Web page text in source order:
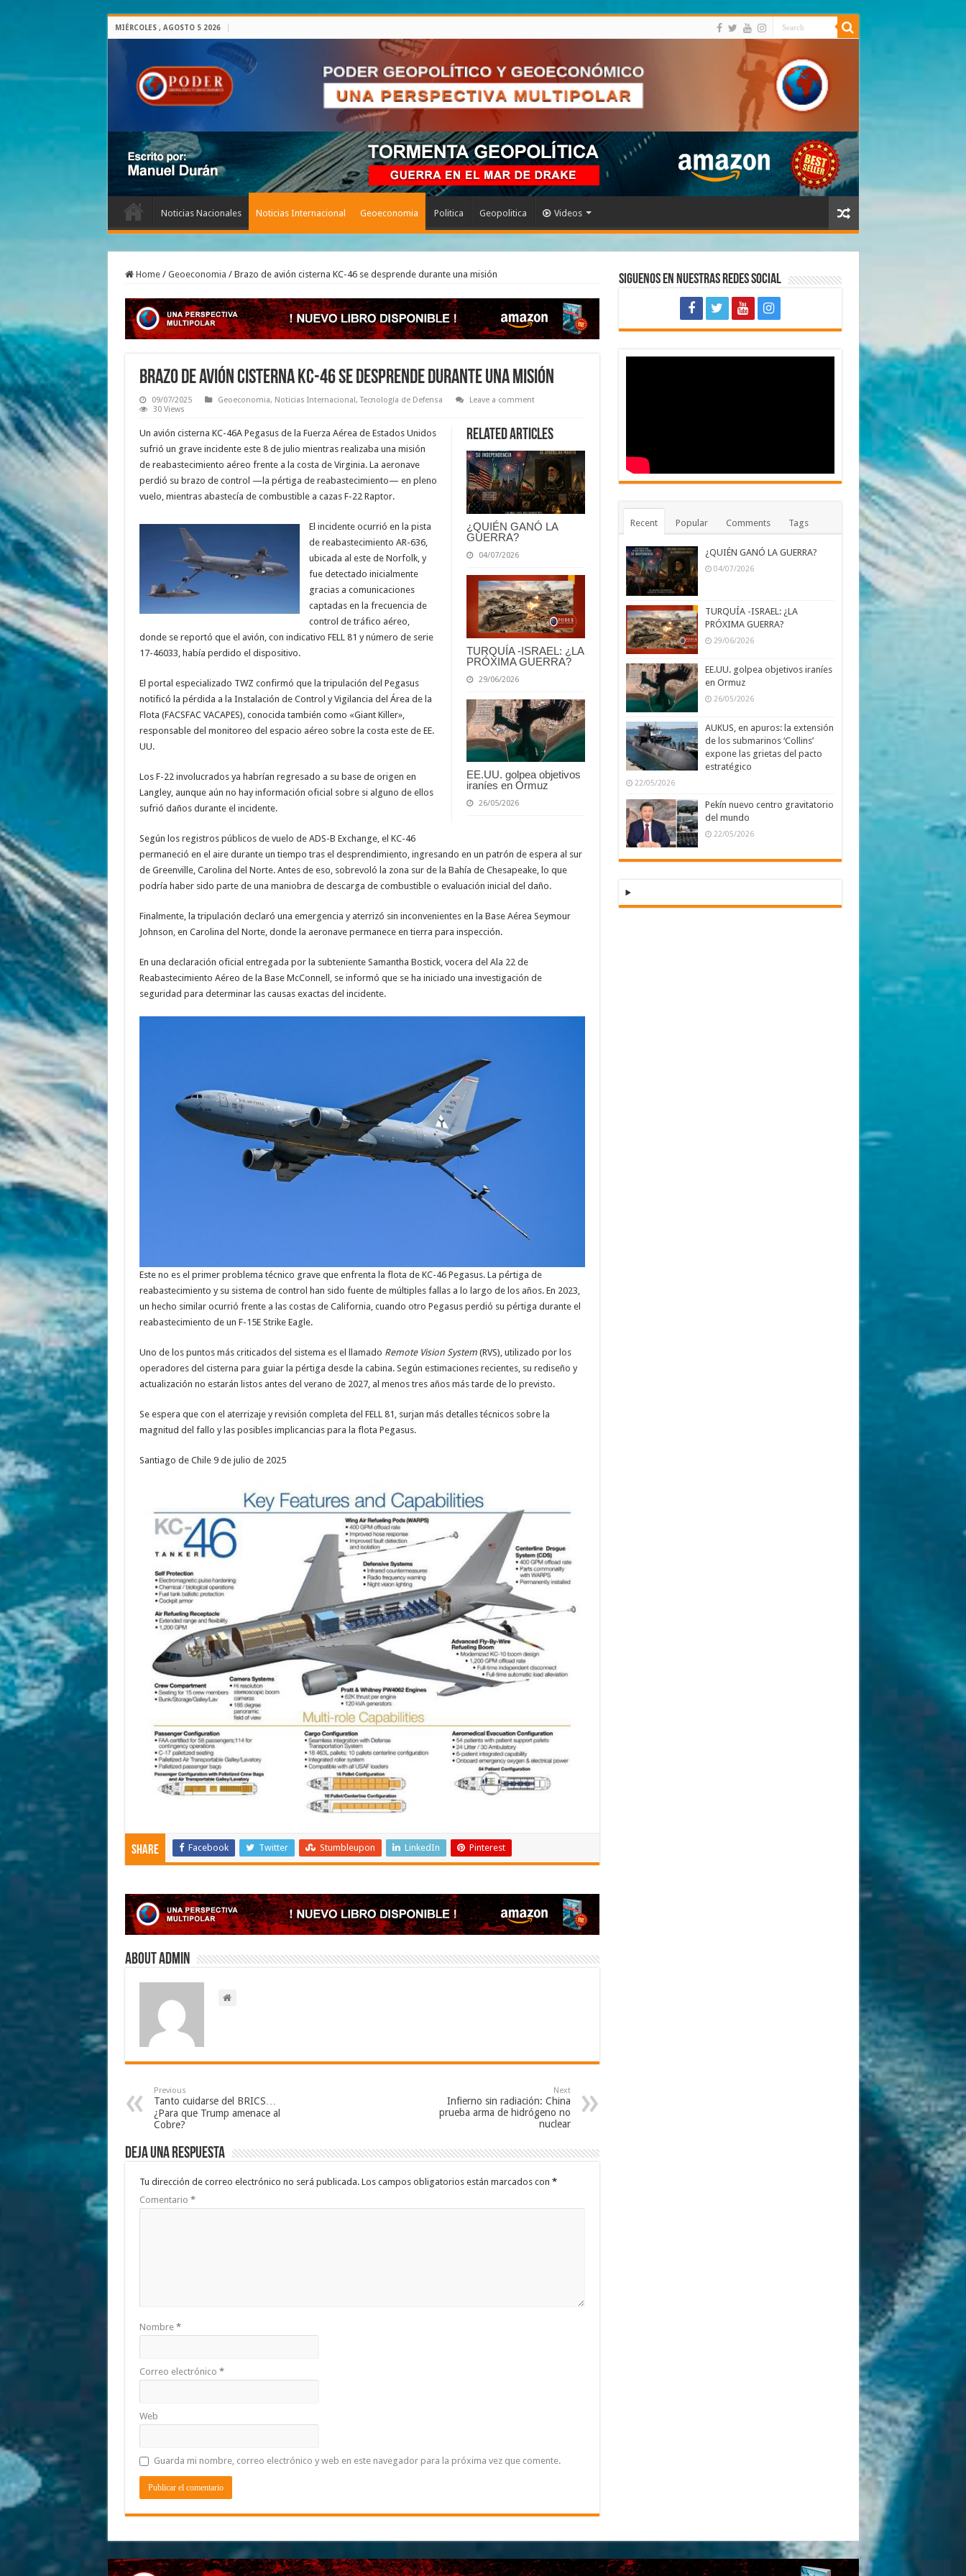
MIÉRCOLES , AGOSTO 5 2026
Noticias Nacionales Noticias Internacional Geoeconomia Politica Geopolitica Videos
Home / Geoeconomia / Brazo de avión cisterna KC-46 se desprende durante una misión
Brazo de avión cisterna KC-46 se desprende durante una misión
09/07/2025 Geoeconomia, Noticias Internacional,Tecnología de Defensa
Leave a comment
30 Views
Related Articles
¿QUIÉN GANÓ LA
GUERRA?
04/07/2026
TURQUÍA -ISRAEL: ¿LA
PRÓXIMA GUERRA?
29/06/2026
EE.UU. golpea objetivos
iraníes en Ormuz
26/05/2026
Un avión cisterna KC-46A Pegasus de la Fuerza Aérea de Estados Unidos
sufrió un grave incidente este 8 de julio mientras realizaba una misión
de reabastecimiento aéreo frente a la costa de Virginia. La aeronave
perdió su brazo de control —la pértiga de reabastecimiento— en pleno
vuelo, mientras abastecía de combustible a cazas F-22 Raptor.
El incidente ocurrió en la pista
de reabastecimiento AR-636,
ubicada al este de Norfolk, y
fue detectado inicialmente
gracias a comunicaciones
captadas en la frecuencia de
control de tráfico aéreo,
donde se reportó que el avión, con indicativo FELL 81 y número de serie
17-46033, había perdido el dispositivo.
El portal especializado TWZ confirmó que la tripulación del Pegasus
notificó la pérdida a la Instalación de Control y Vigilancia del Área de la
Flota (FACSFAC VACAPES), conocida también como «Giant Killer»,
responsable del monitoreo del espacio aéreo sobre la costa este de EE.
UU.
Los F-22 involucrados ya habrían regresado a su base de origen en
Langley, aunque aún no hay información oficial sobre si alguno de ellos
sufrió daños durante el incidente.
Según los registros públicos de vuelo de ADS-B Exchange, el KC-46
permaneció en el aire durante un tiempo tras el desprendimiento, ingresando en un patrón de espera al sur
de Greenville, Carolina del Norte. Antes de eso, sobrevoló la zona sur de la Bahía de Chesapeake, lo que
podría haber sido parte de una maniobra de descarga de combustible o evaluación inicial del daño.
Finalmente, la tripulación declaró una emergencia y aterrizó sin inconvenientes en la Base Aérea Seymour
Johnson, en Carolina del Norte, donde la aeronave permanece en tierra para inspección.
En una declaración oficial entregada por la subteniente Samantha Bostick, vocera del Ala 22 de
Reabastecimiento Aéreo de la Base McConnell, se informó que se ha iniciado una investigación de
seguridad para determinar las causas exactas del incidente.
Este no es el primer problema técnico grave que enfrenta la flota de KC-46 Pegasus. La pértiga de
reabastecimiento y su sistema de control han sido fuente de múltiples fallas a lo largo de los años. En 2023,
un hecho similar ocurrió frente a las costas de California, cuando otro Pegasus perdió su pértiga durante el
reabastecimiento de un F-15E Strike Eagle.
Uno de los puntos más criticados del sistema es el llamado Remote Vision System(RVS), utilizado por los
operadores del cisterna para guiar la pértiga desde la cabina. Según estimaciones recientes, su rediseño y
actualización no estarán listos antes del verano de 2027, al menos tres años más tarde de lo previsto.
Se espera que con el aterrizaje y revisión completa del FELL 81, surjan más detalles técnicos sobre la
magnitud del fallo y las posibles implicancias para la flota Pegasus.
Santiago de Chile 9 de julio de 2025
Share Facebook Twitter Stumbleupon LinkedIn Pinterest
About admin
Previous
Tanto cuidarse del BRICS…
¿Para que Trump amenace al
Cobre?
Next
Infierno sin radiación: China
prueba arma de hidrógeno no
nuclear
Deja una respuesta
Tu dirección de correo electrónico no será publicada. Los campos obligatorios están marcados con *
Comentario *
Nombre *
Correo electrónico *
Web
Guarda mi nombre, correo electrónico y web en este navegador para la próxima vez que comente.
Siguenos en Nuestras Redes Social
Recent Popular Comments Tags
¿QUIÉN GANÓ LA GUERRA?
04/07/2026
TURQUÍA -ISRAEL: ¿LA
PRÓXIMA GUERRA?
29/06/2026
EE.UU. golpea objetivos iraníes
en Ormuz
26/05/2026
AUKUS, en apuros: la extensión
de los submarinos ‘Collins’
expone las grietas del pacto
estratégico
22/05/2026
Pekín nuevo centro gravitatorio
del mundo
22/05/2026